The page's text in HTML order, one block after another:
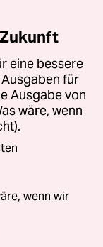
eine bessere
für
Ausgabe von
wäre, wenn
wenn wir